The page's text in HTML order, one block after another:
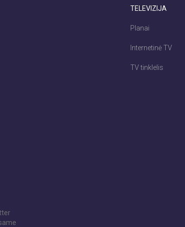
TELEVIZIJA
Planai
Internetinė TV
TV tinklelis